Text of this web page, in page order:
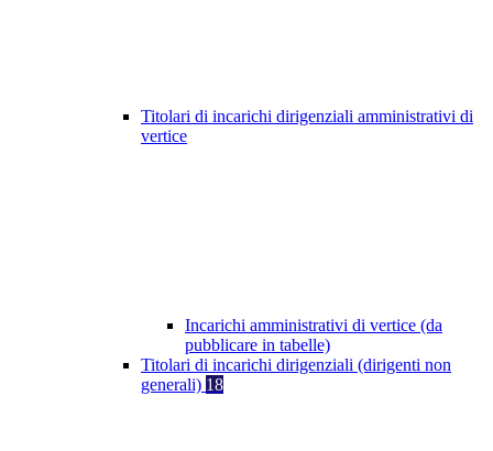
Titolari di incarichi dirigenziali amministrativi di
vertice
Incarichi amministrativi di vertice (da
pubblicare in tabelle)
Titolari di incarichi dirigenziali (dirigenti non
generali) 18